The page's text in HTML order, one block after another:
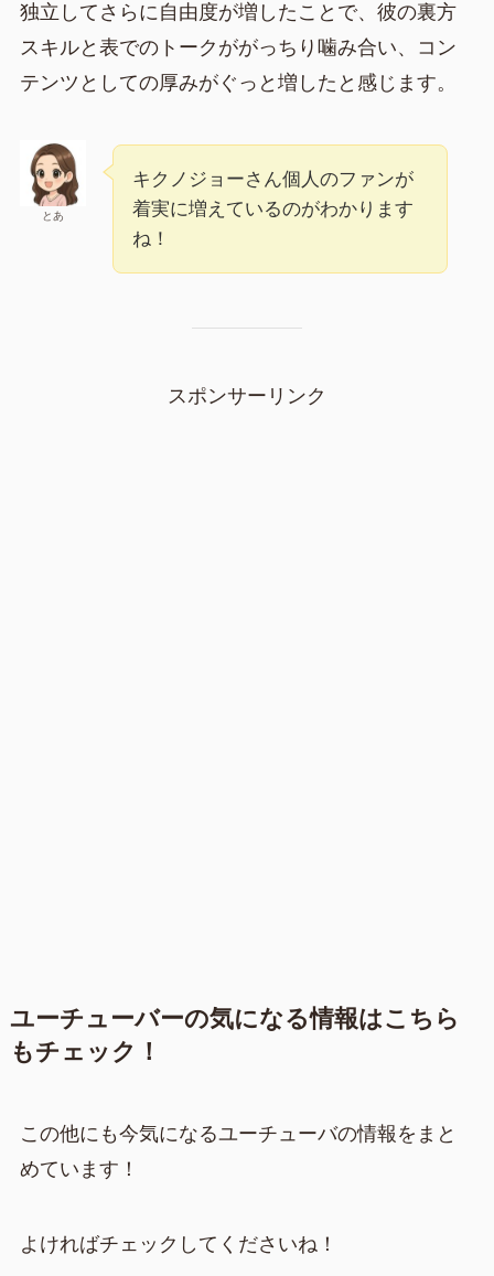
独立してさらに自由度が増したことで、彼の裏方
スキルと表でのトークががっちり噛み合い、コン
テンツとしての厚みがぐっと増したと感じます。
とあ
キクノジョーさん個人のファンが
着実に増えているのがわかります
ね！
スポンサーリンク
ユーチューバーの気になる情報はこちら
もチェック！
この他にも今気になるユーチューバの情報をまと
めています！
よければチェックしてくださいね！